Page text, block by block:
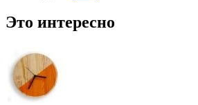
Это интересно